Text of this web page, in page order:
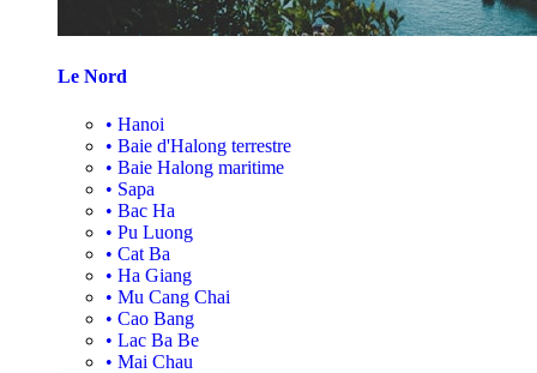
Le Nord
• Hanoi
• Baie d'Halong terrestre
• Baie Halong maritime
• Sapa
• Bac Ha
• Pu Luong
• Cat Ba
• Ha Giang
• Mu Cang Chai
• Cao Bang
• Lac Ba Be
• Mai Chau